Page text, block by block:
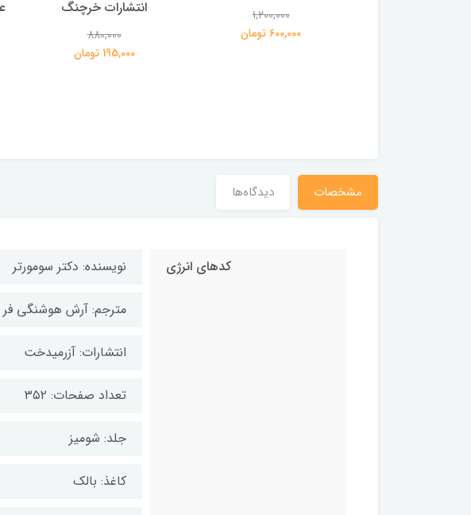
1,200,000
600,000 تومان
انتشارات خرچنگ
880,000
195,000 تومان
مشخصات دیدگاه‌ها
کدهای انرژی نویسنده: دکتر سومورتر
مترجم: آرش هوشنگی فر
انتشارات: آزرمیدخت
تعداد صفحات: ۳۵۲
جلد: شومیز
کاغذ: بالک